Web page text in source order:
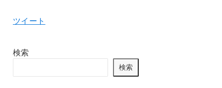
ツイート
検索
検索